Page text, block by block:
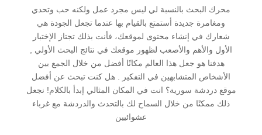
محرك البحث بالنسبة لي ليس مجرد عمل ولكنه حب وتحدي
ومغامرة جديدة أستمتع بالقيام بها عندما تجعل الجودة هي
شعارك في إنشاء محتوى لموقعك، فأنت بذلك تجتاز الإختبار
الأول والأهم والأصعب لظهور موقعك في نتائج البحث الأولي ,
هدفنا هو جعل هذا العالم مكانًا أفضل من خلال الجمع بين
الأشخاص المتشابهين في التفكير . هل كنت تبحث عن أفضل
موقع دردشة سورية؟ انت في المكان المثالي إبدأ بالكلام! نجعل
ذلك ممكنًا من خلال السماح لك بالتحدث والدردشة مع غرباء
عشوائيين